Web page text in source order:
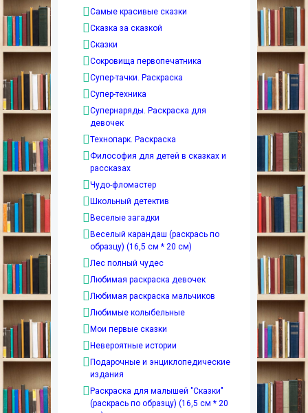
Самые красивые сказки
Сказка за сказкой
Сказки
Сокровища первопечатника
Супер-тачки. Раскраска
Супер-техника
Супернаряды. Раскраска для
девочек
Технопарк. Раскраска
Философия для детей в сказках и
рассказах
Чудо-фломастер
Школьный детектив
Веселые загадки
Веселый карандаш (раскрась по
образцу) (16,5 см * 20 см)
Лес полный чудес
Любимая раскраска девочек
Любимая раскраска мальчиков
Любимые колыбельные
Мои первые сказки
Невероятные истории
Подарочные и энциклопедические
издания
Раскраска для малышей "Сказки"
(раскрась по образцу) (16,5 см * 20